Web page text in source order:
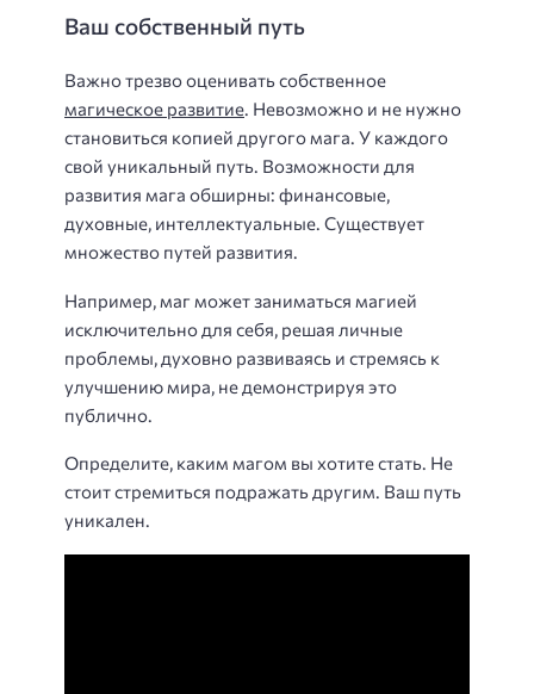
Ваш собственный путь
Важно трезво оценивать собственное
магическое развитие. Невозможно и не нужно
становиться копией другого мага. У каждого
свой уникальный путь. Возможности для
развития мага обширны: финансовые,
духовные, интеллектуальные. Существует
множество путей развития.
Например, маг может заниматься магией
исключительно для себя, решая личные
проблемы, духовно развиваясь и стремясь к
улучшению мира, не демонстрируя это
публично.
Определите, каким магом вы хотите стать. Не
стоит стремиться подражать другим. Ваш путь
уникален.